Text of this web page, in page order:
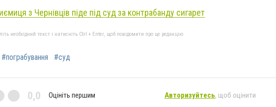
з Чернівців піде під суд за контрабанду сигарет
необхідний текст і натисніть Ctrl + Enter, щоб повідомити про це редакцію
#пограбування #суд
0,0 Оцініть першим Авторизуйтесь, щоб оцінити